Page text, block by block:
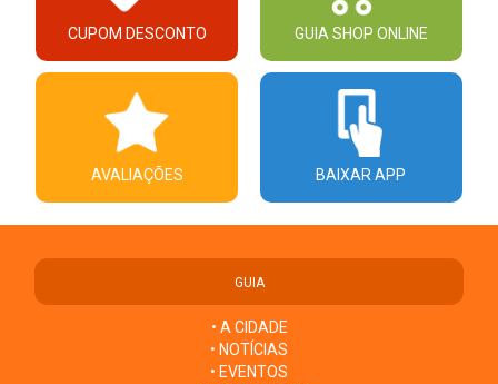
CUPOM DESCONTO GUIA SHOP ONLINE
AVALIAÇÕES BAIXAR APP
GUIA
• A CIDADE
• NOTÍCIAS
• EVENTOS